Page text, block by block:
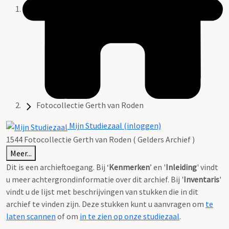
Fotocollectie Gerth van Roden
Mijn Studiezaal (inloggen)
1544 Fotocollectie Gerth van Roden ( Gelders Archief )
Meer...
Dit is een archieftoegang. Bij ‘Kenmerken’ en 'Inleiding' vindt
u meer achtergrondinformatie over dit archief. Bij 'Inventaris'
vindt u de lijst met beschrijvingen van stukken die in dit
archief te vinden zijn. Deze stukken kunt u aanvragen om te
laten scannen of om in te zien op onze studiezaal.